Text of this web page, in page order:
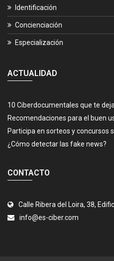
Identificación
Concienciación
Especialización
ACTUALIDAD
10 Ciberdocumentales que te
Recomendaciones para el buen
Participa en sorteos y concursos
¿Cómo detectar las fake news?
CONTACTO
Calle Ribera del Loira, 38,
info@es-ciber.com